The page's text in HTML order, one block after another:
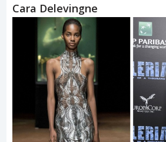
Cara Delevingne